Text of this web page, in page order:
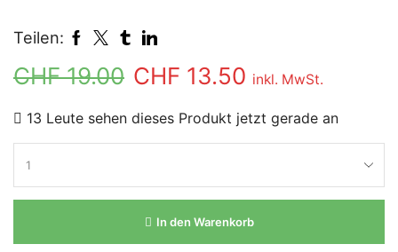
Teilen:
CHF19.00 CHF 13.50 inkl. MwSt.
13 Leute sehen dieses Produkt jetzt gerade an
In den Warenkorb